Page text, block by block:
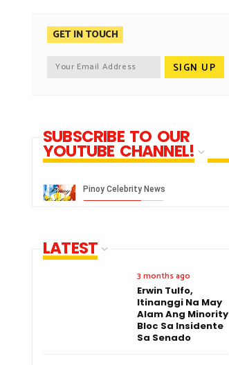
GET IN TOUCH
SUBSCRIBE TO OUR
YOUTUBE CHANNEL!
LATEST
3 months ago
Erwin Tulfo,
Itinanggi Na May
Alam Ang Minority
Bloc Sa Insidente
Sa Senado